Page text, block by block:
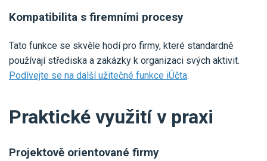
Kompatibilita s firemními procesy
Tato funkce se skvěle hodí pro firmy, které standardně
používají střediska a zakázky k organizaci svých aktivit.
Podívejte se na další užitečné funkce iÚčta.
Praktické využití v praxi
Projektově orientované firmy